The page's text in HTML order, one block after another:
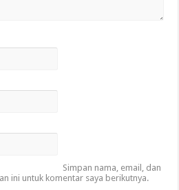
Simpan nama, email, dan
ini untuk komentar saya berikutnya.